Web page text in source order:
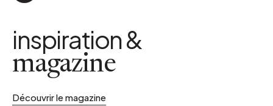
inspiration &
magazine
Découvrir le magazine